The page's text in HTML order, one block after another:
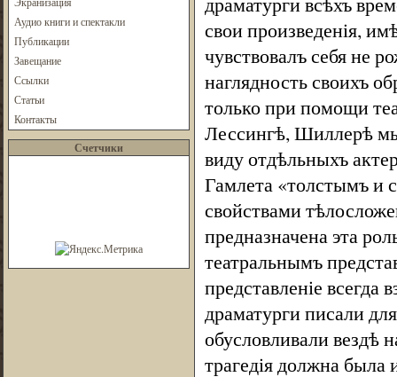
Аудио книги и спектакли
Публикации
Завещание
Ссылки
Статьи
Контакты
Счетчики
свои произведенія,
чувствовалъ себя не
наглядность своихъ
только при помощи
Лессингѣ, Шиллерѣ
виду отдѣльныхъ
Гамлета «толстымъ и
свойствами
предназначена эта
театральнымъ
представленіе всегда
драматурги писали
обусловливали вездѣ
трагедія должна